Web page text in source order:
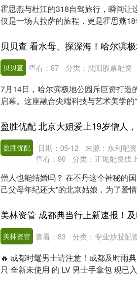
霍思燕与杜江的318自驾旅行，瞬间让
仅是一场去拉萨的旅程，更是霍思燕
贝贝查 查看： 87 分类： 沈阳股票配资
7月14日，哈尔滨极地公园斥巨资打造
启幕。这座融合尖端科技与艺术美学
盈胜优配 日期：05-12
来源：永利配
查看： 90 分类： 正规配资线
僧人也能结婚吗？ 在不丹这个神秘的
己父母年纪还大”的北京姑娘，为了爱
美林资管 查看： 83 分类： 专业炒股配
🔥 成都时髦男士请注意！成都及时雨
只 全新未使用 的 LV 男士手拿包 现已